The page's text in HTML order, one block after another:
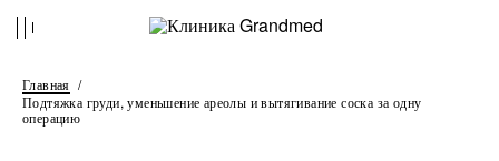
Главная
Подтяжка груди, уменьшение ареолы и вытягивание соска за одну
операцию